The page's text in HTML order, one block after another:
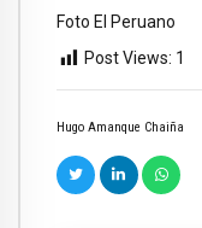
Hugo Amanque Chaiña
Foto El Peruano
Post Views: 1